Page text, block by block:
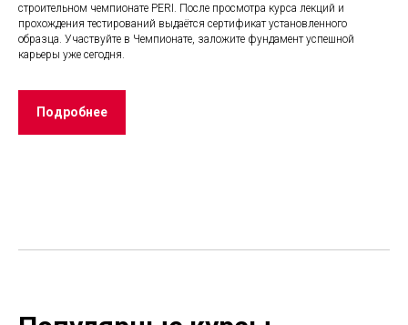
строительном чемпионате PERI. После просмотра курса лекций и
прохождения тестирований выдаётся сертификат установленного
образца. Участвуйте в Чемпионате, заложите фундамент успешной
карьеры уже сегодня.
Подробнее